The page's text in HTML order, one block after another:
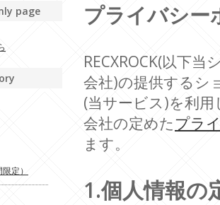
プライバシー
RECXROCK(以下当
会社)の提供する
(当サービス)を利
会社の定めたプラ
ます。
1.個人情報の
page
定）